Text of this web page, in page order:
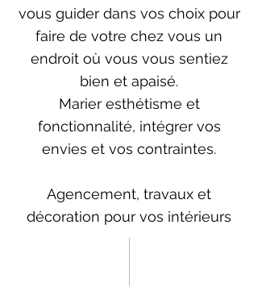
vous guider dans vos choix pour
faire de votre chez vous un
endroit où vous vous sentiez
bien et apaisé.
Marier esthétisme et
fonctionnalité, intégrer vos
envies et vos contraintes.
Agencement, travaux et
décoration pour vos intérieurs